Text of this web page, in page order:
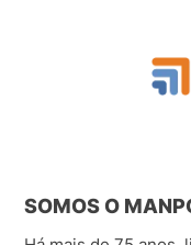
SOMOS O